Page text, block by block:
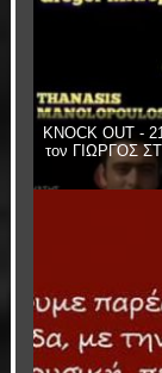
KNOCK OUT -
τον ΓΙΩΡΓΟΣ